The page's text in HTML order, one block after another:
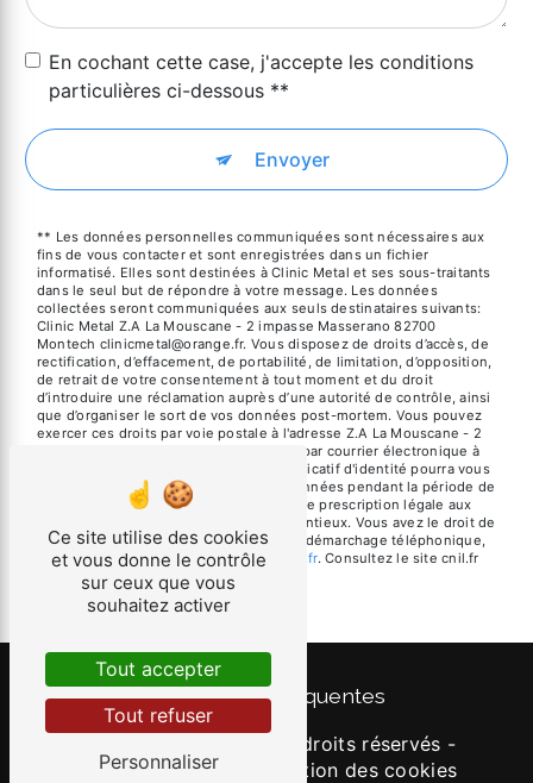
En cochant cette case, j'accepte les conditions
particulières ci-dessous **
Envoyer
** Les données personnelles communiquées sont nécessaires aux
fins de vous contacter et sont enregistrées dans un fichier
informatisé. Elles sont destinées à Clinic Metal et ses sous-traitants
dans le seul but de répondre à votre message. Les données
collectées seront communiquées aux seuls destinataires suivants:
Clinic Metal Z.A La Mouscane - 2 impasse Masserano 82700
Montech clinicmetal@orange.fr. Vous disposez de droits d’accès, de
rectification, d’effacement, de portabilité, de limitation, d’opposition,
de retrait de votre consentement à tout moment et du droit
d’introduire une réclamation auprès d’une autorité de contrôle, ainsi
que d’organiser le sort de vos données post-mortem. Vous pouvez
exercer ces droits par voie postale à l'adresse Z.A La Mouscane - 2
impasse Masserano 82700 Montech ou par courrier électronique à
l'adresse clinicmetal@orange.fr. Un justificatif d'identité pourra vous
être demandé. Nous conservons vos données pendant la période de
prise de contact puis pendant la durée de prescription légale aux
fins probatoires et de gestion des contentieux. Vous avez le droit de
vous inscrire sur la liste d'opposition au démarchage téléphonique,
disponible à cette adresse:Bloctel.gouv.fr. Consultez le site cnil.fr
pour plus d’informations sur vos droits.
Recherches fréquentes
- 2026 - Tous droits réservés -
Mentions légales
Gestion des cookies
Ce site utilise des cookies
et vous donne le contrôle
sur ceux que vous
souhaitez activer
Tout accepter
Tout refuser
Personnaliser